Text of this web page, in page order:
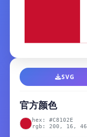
SVG
官方颜色
hex: #C8102E
rgb: 200, 16, 46